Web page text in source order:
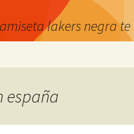
lakers negra
españa